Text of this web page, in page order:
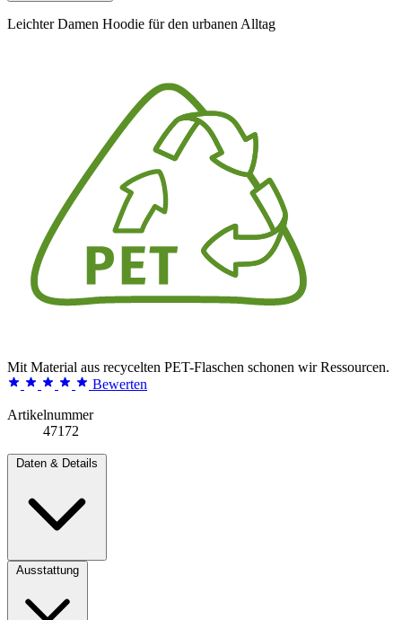
Leichter Damen Hoodie für den urbanen Alltag
Mit Material aus recycelten PET-Flaschen schonen wir Ressourcen.
Bewerten
Artikelnummer
47172
Daten & Details
Ausstattung